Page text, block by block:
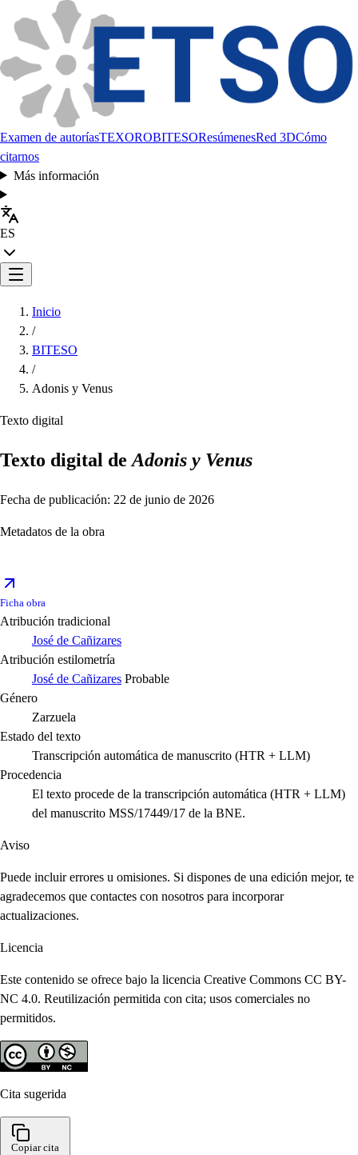
Examen de autoríasTEXOROBITESOResúmenesRed 3DCómo
citarnos
Más información
ES
Inicio
/
BITESO
/
Adonis y Venus
Texto digital
Texto digital deAdonis y Venus
Fecha de publicación: 22 de junio de 2026
Metadatos de la obra
Ficha obra
Atribución tradicional
José de Cañizares
Atribución estilometría
José de Cañizares Probable
Género
Zarzuela
Estado del texto
Transcripción automática de manuscrito (HTR + LLM)
Procedencia
El texto procede de la transcripción automática (HTR + LLM)
del manuscrito MSS/17449/17 de la BNE.
Aviso
Puede incluir errores u omisiones. Si dispones de una edición mejor, te
agradecemos que contactes con nosotros para incorporar
actualizaciones.
Licencia
Este contenido se ofrece bajo la licencia Creative Commons CC BY-
NC 4.0. Reutilización permitida con cita; usos comerciales no
permitidos.
Cita sugerida
Copiar cita